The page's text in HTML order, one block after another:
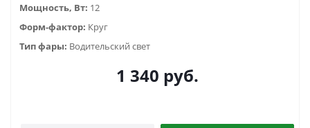
Мощность, Вт: 12
Форм-фактор: Круг
Тип фары: Водительский свет
1 340 руб.